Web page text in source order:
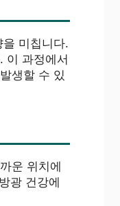
미칩니다.
이 과정에서
생할 수 있
운 위치에
광 건강에